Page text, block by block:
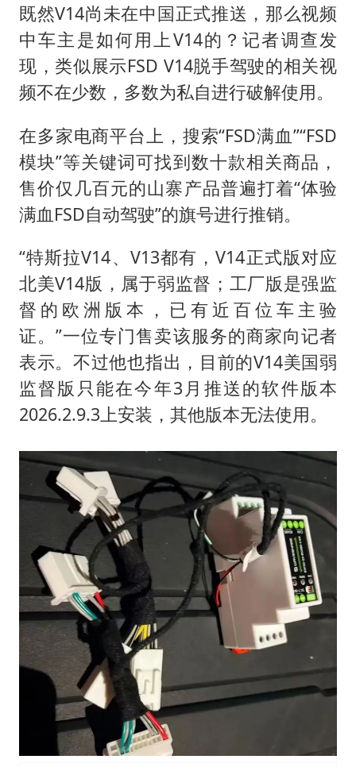
既然V14尚未在中国正式推送，那么视频
中车主是如何用上V14的？记者调查发
现，类似展示FSD V14脱手驾驶的相关视
频不在少数，多数为私自进行破解使用。
在多家电商平台上，搜索“FSD满血”“FSD
模块”等关键词可找到数十款相关商品，
售价仅几百元的山寨产品普遍打着“体验
满血FSD自动驾驶”的旗号进行推销。
“特斯拉V14、V13都有，V14正式版对应
北美V14版，属于弱监督；工厂版是强监
督的欧洲版本，已有近百位车主验
证。”一位专门售卖该服务的商家向记者
表示。不过他也指出，目前的V14美国弱
监督版只能在今年3月推送的软件版本
2026.2.9.3上安装，其他版本无法使用。